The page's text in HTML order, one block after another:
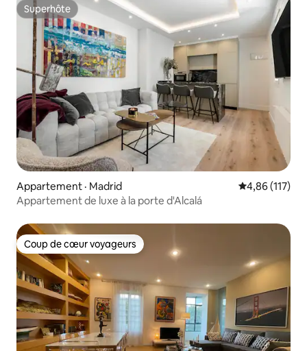
Superhôte
Superhôte
Appartement · Madrid Note
4,86 (117)
Appartement de luxe à la porte d'Alcalá
Coup de cœur voyageurs
Coup de cœur voyageurs